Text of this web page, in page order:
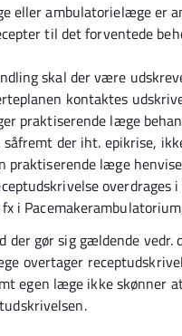
eller ambulatorielæge er
til det forventede
skal der være
kontaktes
praktiserende læge
der iht. epikrise,
praktiserende læge
i
der gør sig gældende
overtager
egen læge ikke skønner